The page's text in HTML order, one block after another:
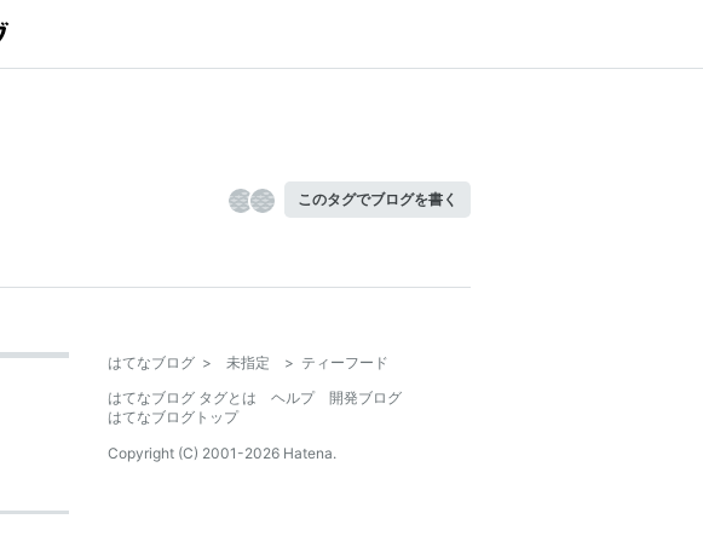
このタグでブログを書く
はてなブログ > 未指定 > ティーフード
はてなブログ タグとは
ヘルプ
開発ブログ
はてなブログトップ
Copyright (C) 2001-2026 Hatena.